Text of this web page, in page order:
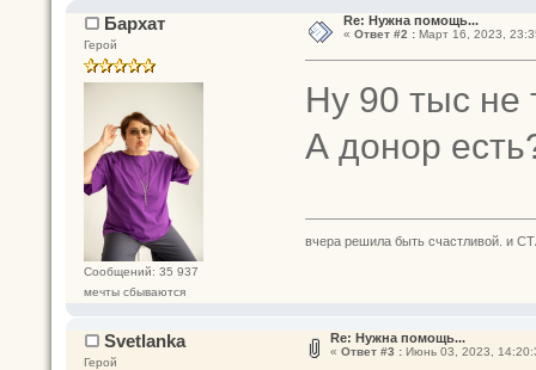
Бархат
Герой
Сообщений: 35 937
мечты сбываются
Re: Нужна помощь...
« Ответ #2 :Март 16, 2023,
Ну 90 тыс не
А донор
вчера решила быть счастливой. и
Svetlanka
Герой
Re: Нужна помощь...
« Ответ #3 :Июнь 03, 2023,